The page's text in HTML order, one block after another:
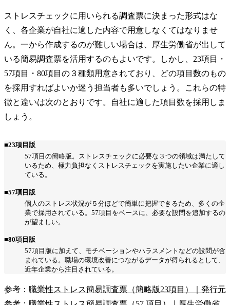
ストレスチェックに用いられる調査票に決まった形式はな
く、各企業が自社に適した内容で用意しなくてはなりませ
ん。一から作成するのが難しい場合は、厚生労働省が出して
いる簡易調査票を活用するのもよいです。しかし、23項目・
57項目・80項目の３種類用意されており、どの項目数のもの
を採用すればよいか迷う担当者も多いでしょう。これらの特
徴と違いは次のとおりです。自社に適した項目数を採用しま
しょう。
■23項目版
57項目の簡略版。ストレスチェックに必要な３つの領域は満たして
いるため、極力負担なくストレスチェックを実施したい企業に適し
ている。
■57項目版
個人のストレス状況が５分ほどで簡単に把握できるため、多くの企
業で採用されている。57項目をベースに、必要な設問を追加するの
が望ましい。
■80項目版
57項目版に加えて、モチベーションやハラスメントなどの設問が含
まれている。職場の環境改善につながるデータが得られるとして、
近年企業から注目されている。
参考： 職業性ストレス簡易調査票（簡略版23項目）｜発行元